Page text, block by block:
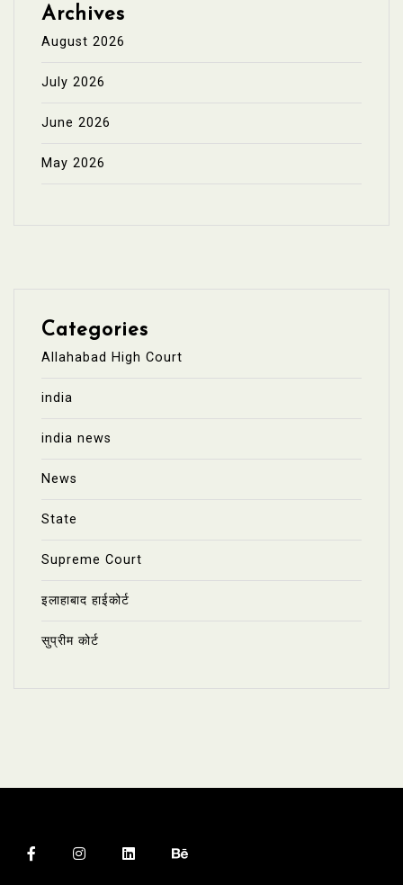
Archives
August 2026
July 2026
June 2026
May 2026
Categories
Allahabad High Court
india
india news
News
State
Supreme Court
इलाहाबाद हाईकोर्ट
सुप्रीम कोर्ट